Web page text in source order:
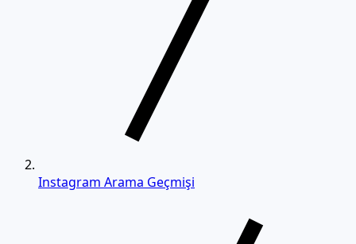
Instagram Arama Geçmişi